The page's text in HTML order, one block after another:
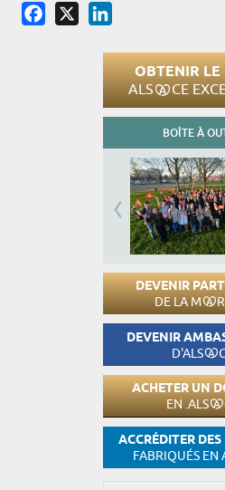
Facebook
OBTENIR
ALS CE
BOÎTE À
DEVENIR
DE LA M
DEVENIR
D'ALS
ACHETER UN
EN .ALS
ACCRÉDITER
FABRIQUÉS EN